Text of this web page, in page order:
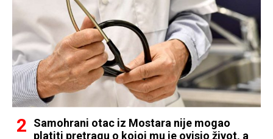
Samohrani otac iz Mostara nije mogao
platiti pretragu o kojoj mu je ovisio život, a